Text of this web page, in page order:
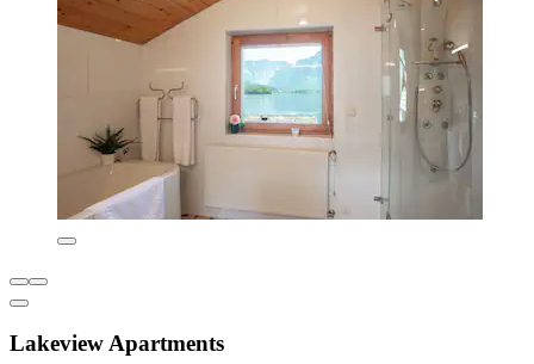
Lakeview Apartments